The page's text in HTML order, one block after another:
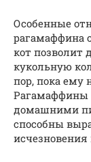
Особенные
рагамаффина
кот позволит
кукольную
пор, пока ему
Рагамаффины
домашними
способны
исчезновения